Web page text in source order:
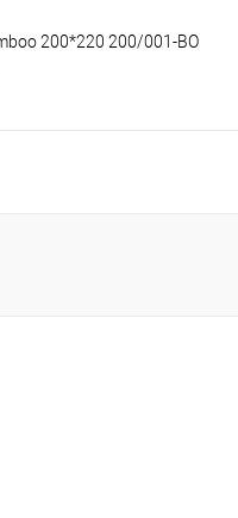
200*220 200/001-BO